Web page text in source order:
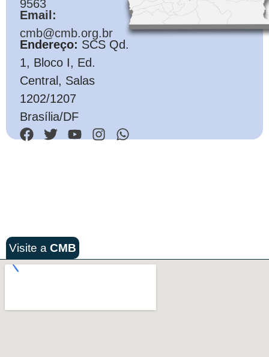
9563
Email:
cmb@cmb.org.br
Endereço: SCS Qd.
1, Bloco I, Ed.
Central, Salas
1202/1207
Brasília/DF
Visite a CMB